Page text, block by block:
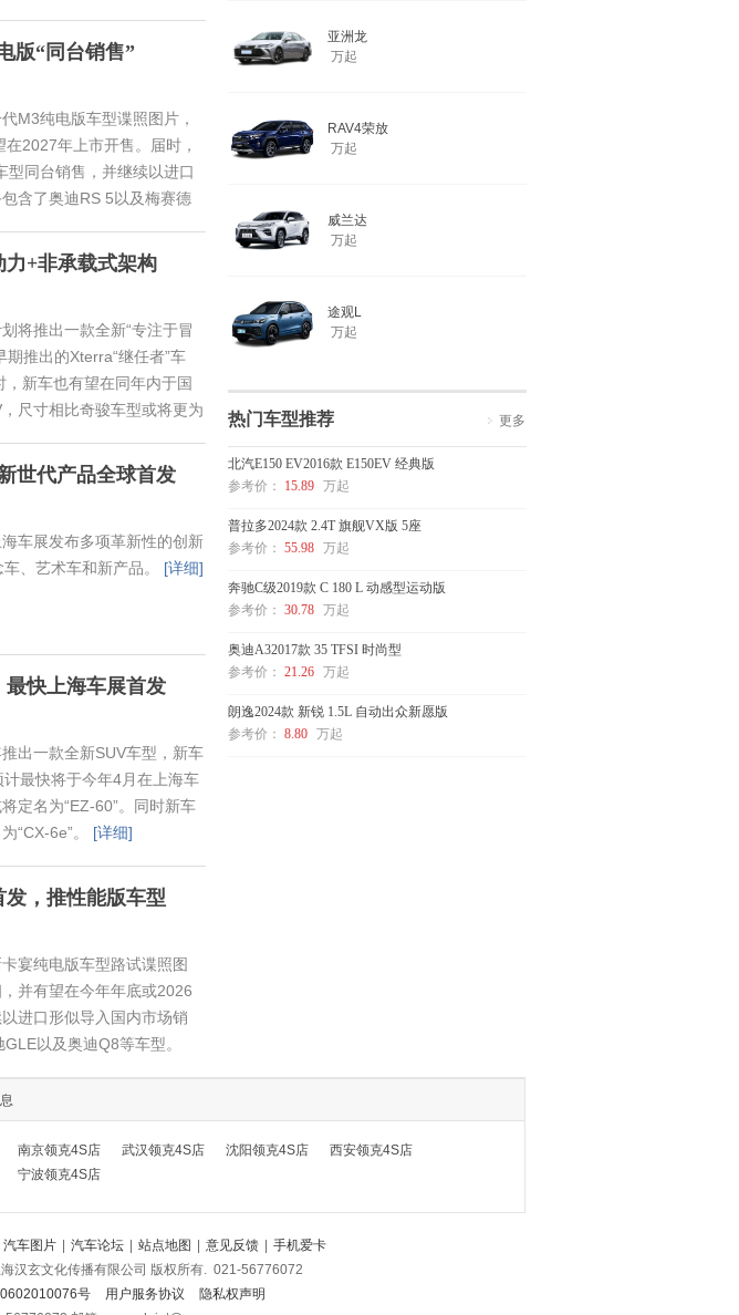
版“同台销售”
M3纯电版车型谍照图片，
2027年上市开售。届时，
型同台销售，并继续以进口
含了奥迪RS 5以及梅赛德
力+非承载式架构
将推出一款全新“专注于冒
推出的Xterra“继任者”车
新车也有望在同年内于国
尺寸相比奇骏车型或将更为
世代产品全球首发
车展发布多项革新性的创新
、艺术车和新产品。 [详细]
快上海车展首发
出一款全新SUV车型，新车
最快将于今年4月在上海车
定名为“EZ-60”。同时新车
“CX-6e”。 [详细]
，推性能版车型
宴纯电版车型路试谍照图
并有望在今年年底或2026
进口形似导入国内市场销
以及奥迪Q8等车型。
亚洲龙
万起
RAV4荣放
万起
威兰达
万起
途观L
万起
热门车型推荐 更多
北汽E150 EV2016款 E150EV 经典版
参考价：
15.89 万起
普拉多2024款 2.4T 旗舰VX版 5座
参考价： 55.98 万起
奔驰C级2019款 C 180 L 动感型运动版
参考价： 30.78 万起
奥迪A32017款 35 TFSI 时尚型
参考价： 21.26 万起
朗逸2024款 新锐 1.5L 自动出众新愿版
参考价： 8.80 万起
南京领克4S店 武汉领克4S店 沈阳领克4S店
西安领克4S店
宁波领克4S店
汽车图片 | 汽车论坛 | 站点地图 | 意见反馈 | 手机爱卡
汉玄文化传播有限公司 版权所有. 021-56776072
号 用户服务协议
隐私权声明